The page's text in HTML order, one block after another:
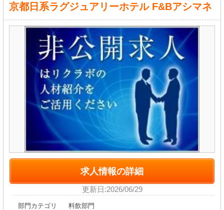
京都日系ラグジュアリーホテル F&Bアシマネ
求人情報の詳細
更新日:2026/06/29
部門カテゴリ
料飲部門